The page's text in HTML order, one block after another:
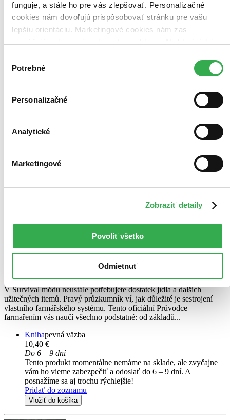
funguje, a stále ho pre vás zlepšovať. Personalizačné
cookies nám dovoľujú prispôsobovať stránku pre vašu
lepšiu orientáciu. Marketingové cookies nám zas
keby sme mohli používať všetky tieto cookies. Ďakujeme!
súhlasu
Potrebné
Personalizačné
Analytické
Marketingové
Zobraziť detaily
Povoliť všetko
Odmietnuť
Minecraft: Průvodce farmařením
V Survival módu neustále potřebujete dostatek jídla a dalších
užitečných itemů. Pravý průzkumník ví, jak důležité je sestrojení
vlastního farmářského systému. Tento oficiální Průvodce
farmařením vás naučí všechno podstatné: od základů...
Knihapevná väzba
10,40 €
Do 6 – 9 dní
Tento produkt momentálne nemáme na sklade, ale zvyčajne
vám ho vieme zabezpečiť a odoslať do 6 – 9 dní. A
posnažíme sa aj trochu rýchlejšie!
Pridať do zoznamu
Vložiť do košíka